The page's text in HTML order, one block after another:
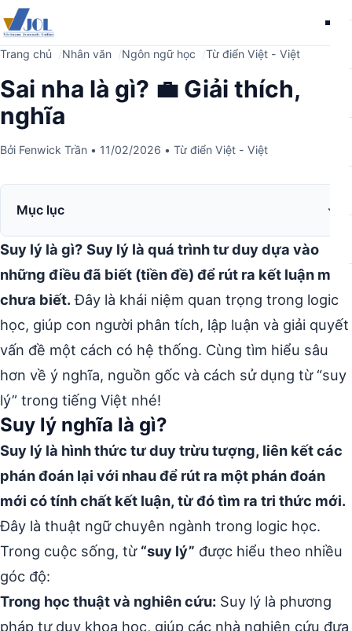
Trang chủ Nhân văn Ngôn ngữ học Từ điển Việt - Việt
Sai nha là gì? 💼 Giải thích,
nghĩa
Bởi Fenwick Trần • 11/02/2026 • Từ điển Việt - Việt
Mục lục
Suy lý là gì? Suy lý là quá trình tư duy dựa vào
những điều đã biết (tiền đề) để rút ra kết luận mới
chưa biết.Đây là khái niệm quan trọng trong logic
học, giúp con người phân tích, lập luận và giải quyết
vấn đề một cách có hệ thống. Cùng tìm hiểu sâu
hơn về ý nghĩa, nguồn gốc và cách sử dụng từ “suy
lý” trong tiếng Việt nhé!
Suy lý nghĩa là gì?
Suy lý là hình thức tư duy trừu tượng, liên kết các
phán đoán lại với nhau để rút ra một phán đoán
mới có tính chất kết luận, từ đó tìm ra tri thức mới.
Đây là thuật ngữ chuyên ngành trong logic học.
Trong cuộc sống, từ “suy lý” được hiểu theo nhiều
góc độ:
Trong học thuật và nghiên cứu: Suy lý là phương
pháp tư duy khoa học, giúp các nhà nghiên cứu đưa